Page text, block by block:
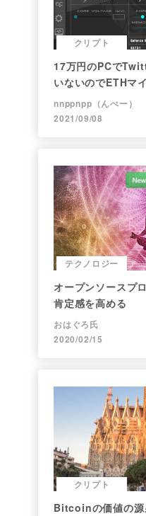
クリプト
17万円のPCで
いないのでETHマ
nnppnpp（んぺー）
2021/09/08
テクノロジー
オープンソースプ
肯定感を高める
おはぐろ氏
2020/02/15
クリプト
Bitcoinの価値の源